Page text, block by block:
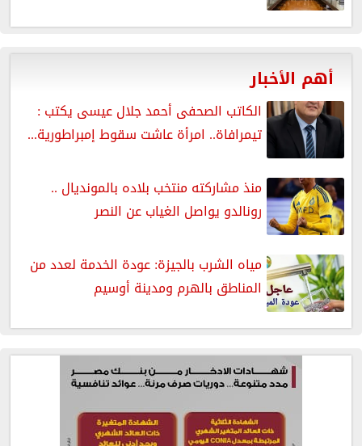
أهم الأخبار
الكاتب الصحفى أحمد جلال عيسى يكتب :
تيمرافاة.. امرأة عاشت سقوط إمبراطورية...
منذ مشاركته منتخب بلاده بالمونديال ..
رونالدو يواصل الغياب عن النصر
مياه الشرب بالجيزة: عودة الخدمة لعدد من
المناطق بالهرم ومدينة أوسيم